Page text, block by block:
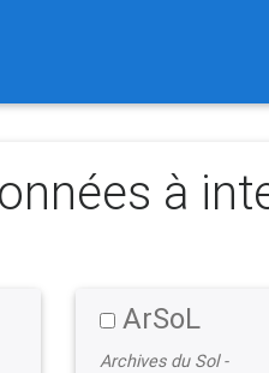
à
ArSoL
Archives du Sol -